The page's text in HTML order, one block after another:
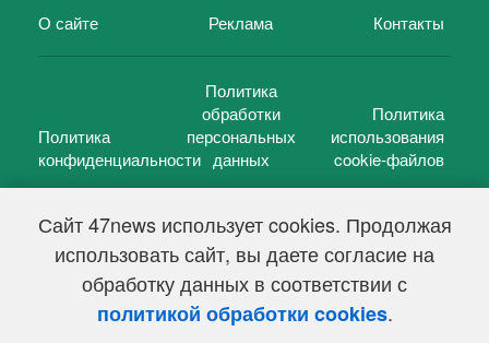
Сайт 47news использует cookies. Продолжая
использовать сайт, вы даете согласие на
обработку данных в соответствии с
политикой обработки cookies.
О сайте Реклама Контакты
Политика
конфиденциальности
Политика
обработки
персональных
данных
Политика
использования
cookie-файлов
47 новостей (47 news)2005 — 2026 г.
Свидетельство о регистрации СМИ Эл № ФС 77-39848, выдано
Федеральной службой по надзору в сфере связи,
информационных технологий и массовых коммуникаций